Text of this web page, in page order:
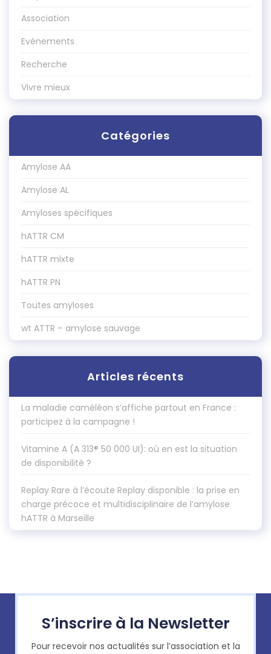
Association
Evénements
Recherche
Vivre mieux
Catégories
Amylose AA
Amylose AL
Amyloses spécifiques
hATTR CM
hATTR mixte
hATTR PN
Toutes amyloses
wt ATTR – amylose sauvage
Articles récents
La maladie caméléon s’affiche partout en France :
participez à la campagne !
Vitamine A (A 313® 50 000 UI): où en est la situation
de disponibilité ?
Replay Rare à l’écoute Replay disponible : la prise en
charge précoce et multidisciplinaire de l’amylose
hATTR à Marseille
S’inscrire à la Newsletter
Pour recevoir nos actualités sur l’association et la